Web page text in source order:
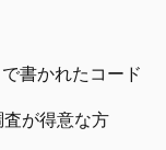
で書かれたコード
査が得意な方